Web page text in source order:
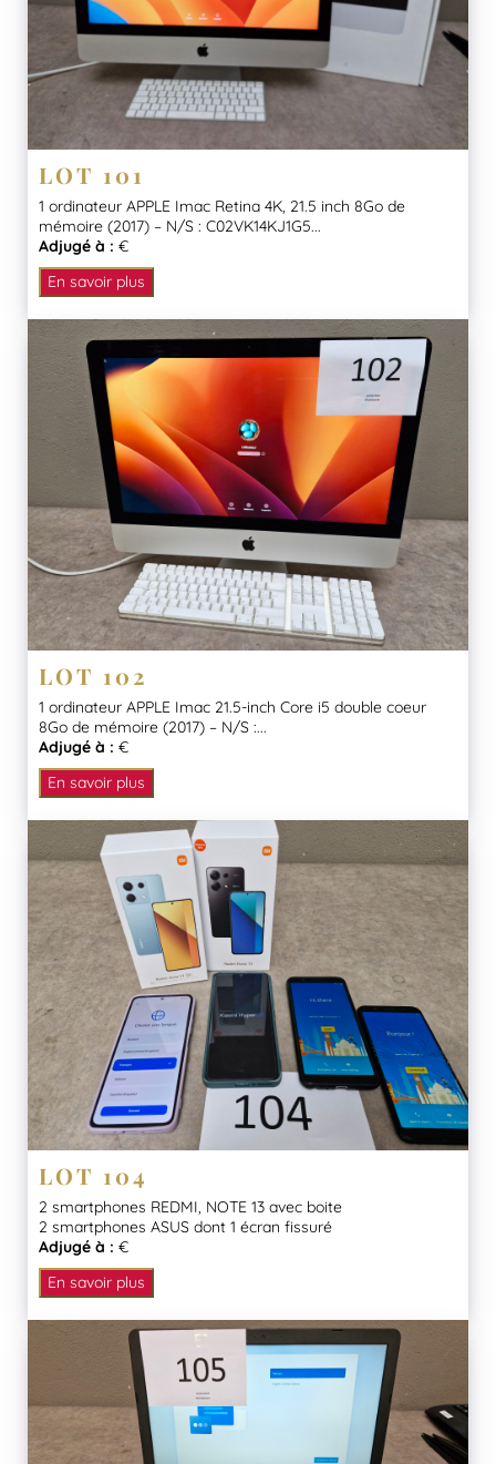
LOT 101
1 ordinateur APPLE Imac Retina 4K, 21.5 inch 8Go de
mémoire (2017) – N/S : C02VK14KJ1G5...
Adjugé à : €
En savoir plus
LOT 102
1 ordinateur APPLE Imac 21.5-inch Core i5 double coeur
8Go de mémoire (2017) – N/S :...
Adjugé à : €
En savoir plus
LOT 104
2 smartphones REDMI, NOTE 13 avec boite
2 smartphones ASUS dont 1 écran fissuré
Adjugé à : €
En savoir plus